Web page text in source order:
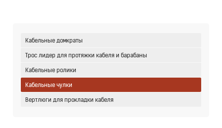
Кабельные домкраты
Трос лидер для протяжки кабеля и барабаны
Кабельные ролики
Кабельные чулки
Вертлюги для прокладки кабеля